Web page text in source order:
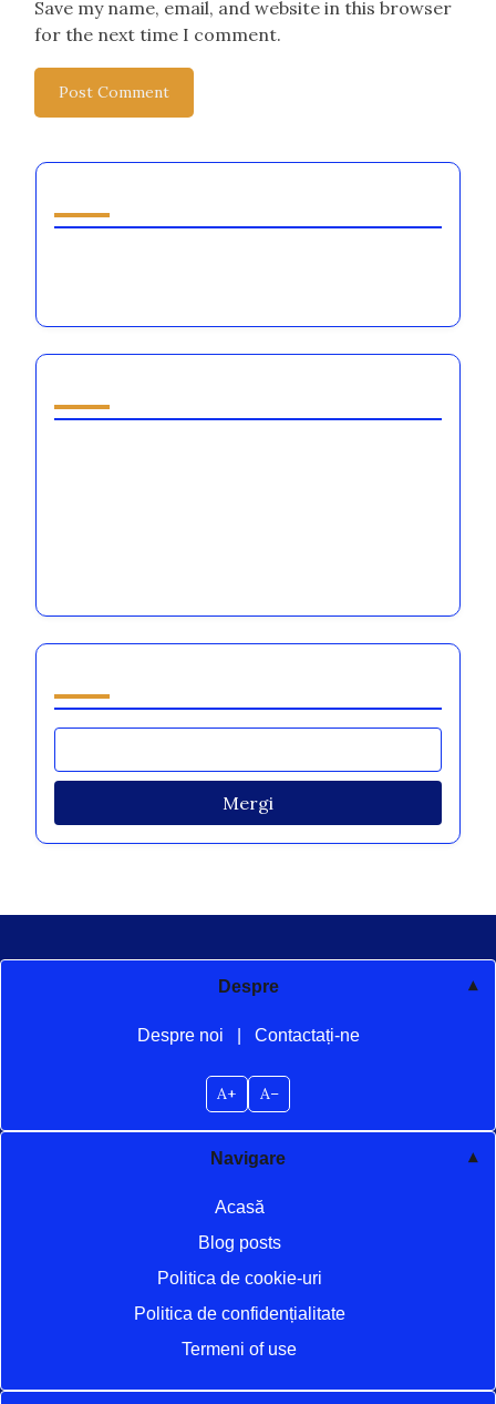
Save my name, email, and website in this browser
for the next time I comment.
Mergi
Despre
Despre noi Contactați-ne
A+ A–
Navigare
Acasă
Blog posts
Politica de cookie-uri
Politica de confidențialitate
Termeni of use